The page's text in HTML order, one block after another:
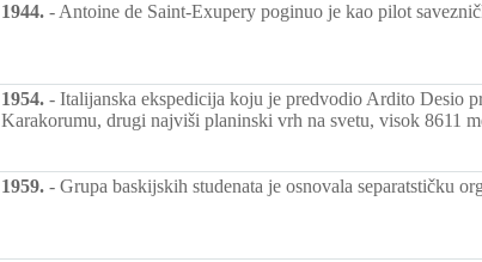
1944. - Antoine de Saint-Exupery poginuo je kao pilot
1954. - Italijanska ekspedicija koju je predvodio Ardito Desio
Karakorumu, drugi najviši planinski vrh na svetu, visok 8611
1959. - Grupa baskijskih studenata je osnovala separatstičku